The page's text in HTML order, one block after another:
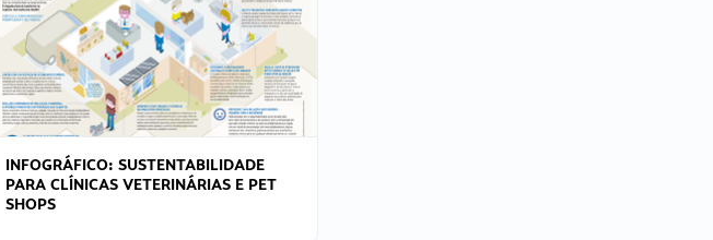
INFOGRÁFICO: SUSTENTABILIDADE
PARA CLÍNICAS VETERINÁRIAS E PET
SHOPS